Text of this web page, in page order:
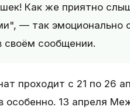
Как же приятно
— так эмоционально
своём сообщении.
проходит с 21 по 26
особенно. 13 апреля